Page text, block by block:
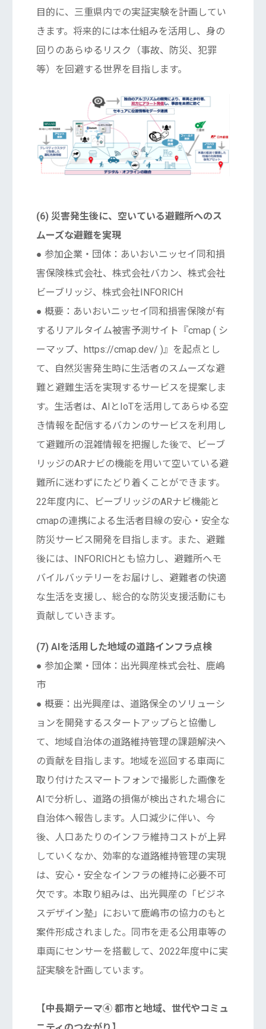
目的に、三重県内での実証実験を計画してい
きます。将来的には本仕組みを活用し、身の
回りのあらゆるリスク（事故、防災、犯罪
等）を回避する世界を目指します。
(6) 災害発生後に、空いている避難所へのス
ムーズな避難を実現
● 参加企業・団体：あいおいニッセイ同和損
害保険株式会社、株式会社バカン、株式会社
ビーブリッジ、株式会社INFORICH
● 概要：あいおいニッセイ同和損害保険が有
するリアルタイム被害予測サイト『cmap ( シ
ーマップ、https://cmap.dev/ )』を起点とし
て、自然災害発生時に生活者のスムーズな避
難と避難生活を実現するサービスを提案しま
す。生活者は、AIとIoTを活用してあらゆる空
き情報を配信するバカンのサービスを利用し
て避難所の混雑情報を把握した後で、ビーブ
リッジのARナビの機能を用いて空いている避
難所に迷わずにたどり着くことができます。
22年度内に、ビーブリッジのARナビ機能と
cmapの連携による生活者目線の安心・安全な
防災サービス開発を目指します。また、避難
後には、INFORICHとも協力し、避難所へモ
バイルバッテリーをお届けし、避難者の快適
な生活を支援し、総合的な防災支援活動にも
貢献していきます。
(7) AIを活用した地域の道路インフラ点検
● 参加企業・団体：出光興産株式会社、鹿嶋
市
● 概要：出光興産は、道路保全のソリューシ
ョンを開発するスタートアップらと協働し
て、地域自治体の道路維持管理の課題解決へ
の貢献を目指します。地域を巡回する車両に
取り付けたスマートフォンで撮影した画像を
AIで分析し、道路の損傷が検出された場合に
自治体へ報告します。人口減少に伴い、今
後、人口あたりのインフラ維持コストが上昇
していくなか、効率的な道路維持管理の実現
は、安心・安全なインフラの維持に必要不可
欠です。本取り組みは、出光興産の「ビジネ
スデザイン塾」において鹿嶋市の協力のもと
案件形成されました。同市を走る公用車等の
車両にセンサーを搭載して、2022年度中に実
証実験を計画しています。
【中長期テーマ④ 都市と地域、世代やコミュ